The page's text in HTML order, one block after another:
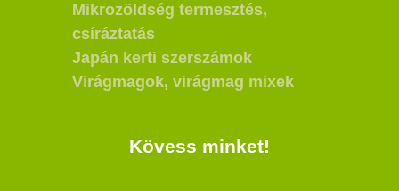
Mikrozöldség termesztés,
csíráztatás
Japán kerti szerszámok
Virágmagok, virágmag mixek
Kövess minket!